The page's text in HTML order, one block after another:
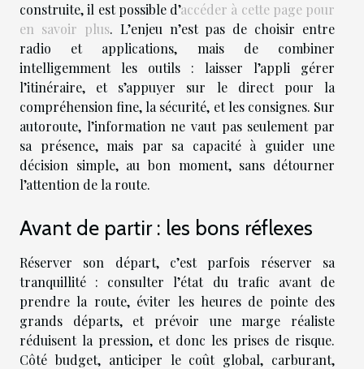
construite, il est possible d’accéder à cette page pour
en savoir plus. L’enjeu n’est pas de choisir entre
radio et applications, mais de combiner
intelligemment les outils : laisser l’appli gérer
l’itinéraire, et s’appuyer sur le direct pour la
compréhension fine, la sécurité, et les consignes. Sur
autoroute, l’information ne vaut pas seulement par
sa présence, mais par sa capacité à guider une
décision simple, au bon moment, sans détourner
l’attention de la route.
Avant de partir : les bons réflexes
Réserver son départ, c’est parfois réserver sa
tranquillité : consulter l’état du trafic avant de
prendre la route, éviter les heures de pointe des
grands départs, et prévoir une marge réaliste
réduisent la pression, et donc les prises de risque.
Côté budget, anticiper le coût global, carburant,